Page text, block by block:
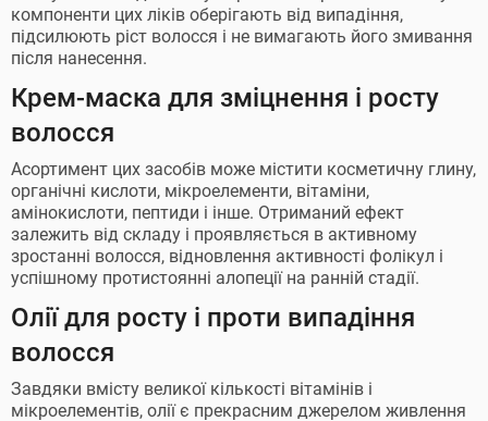
компоненти цих ліків оберігають від випадіння,
підсилюють ріст волосся і не вимагають його змивання
після нанесення.
Крем-маска для зміцнення і росту
волосся
Асортимент цих засобів може містити косметичну глину,
органічні кислоти, мікроелементи, вітаміни,
амінокислоти, пептиди і інше. Отриманий ефект
залежить від складу і проявляється в активному
зростанні волосся, відновлення активності фолікул і
успішному протистоянні алопеції на ранній стадії.
Олії для росту і проти випадіння
волосся
Завдяки вмісту великої кількості вітамінів і
мікроелементів, олії є прекрасним джерелом живлення